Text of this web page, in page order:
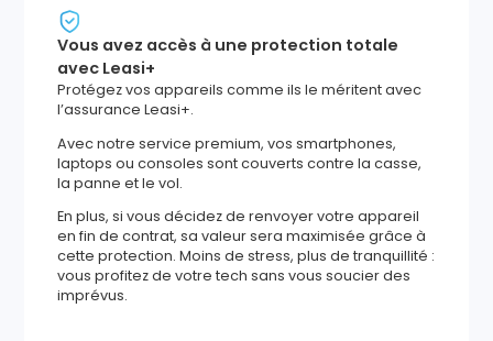
Vous avez accès à une protection totale
avec Leasi+
Protégez vos appareils comme ils le méritent avec
l’assurance Leasi+.
Avec notre service premium, vos smartphones,
laptops ou consoles sont couverts contre la casse,
la panne et le vol.
En plus, si vous décidez de renvoyer votre appareil
en fin de contrat, sa valeur sera maximisée grâce à
cette protection. Moins de stress, plus de tranquillité :
vous profitez de votre tech sans vous soucier des
imprévus.